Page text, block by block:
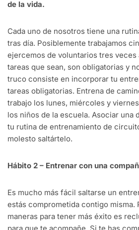
de la vida.
Cada uno de nosotros tiene una
tras día. Posiblemente trabajamos
ejercemos de voluntarios tres veces
tareas que sean, son obligatorias y
truco consiste en incorporar tu
tareas obligatorias. Entrena de
trabajo los lunes, miércoles y
los niños de la escuela. Asociar una
tu rutina de entrenamiento de
molesto saltártelo.
Hábito 2 – Entrenar con una
Es mucho más fácil saltarse un
estás comprometida contigo misma.
maneras para tener más éxito es